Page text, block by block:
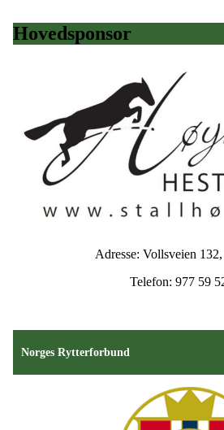
Hovedsponsor
Adresse: Vollsveien
Telefon: 977 59
Norges Rytterforbund